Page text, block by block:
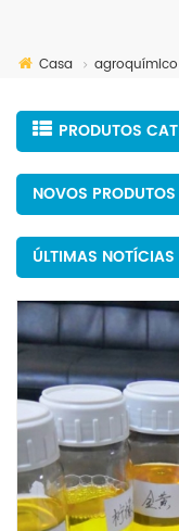
Casa agroquímico
PRODUTOS
NOVOS PRODUTOS
ÚLTIMAS NOTÍCIAS